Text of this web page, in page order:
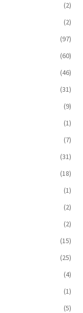
(2)
(2)
(97)
(60)
(46)
(31)
(9)
(1)
(7)
(31)
(18)
(1)
(2)
(2)
(15)
(25)
(4)
(1)
(5)